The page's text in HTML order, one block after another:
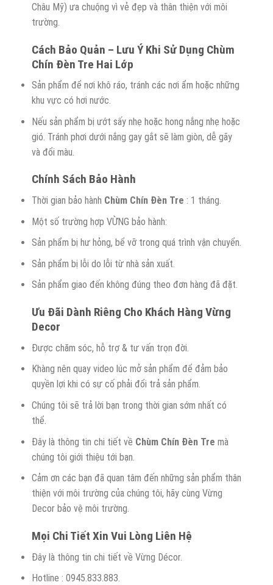
Châu Mỹ) ưa chuộng vì vẻ đẹp và thân thiện với môi
trường.
Cách Bảo Quản – Lưu Ý Khi Sử Dụng Chùm
Chín Đèn Tre Hai Lớp
Sản phẩm để nơi khô ráo, tránh các nơi ẩm hoặc những
khu vực có hơi nước.
Nếu sản phẩm bị ướt sấy nhẹ hoặc hong nắng nhẹ hoặc
gió. Tránh phơi dưới nắng gay gắt sẽ làm giòn, dễ gãy
và đổi màu.
Chính Sách Bảo Hành
Thời gian bảo hành Chùm Chín Đèn Tre : 1 tháng.
Một số trường hợp VỪNG bảo hành:
Sản phẩm bị hư hỏng, bể vỡ trong quá trình vận chuyển.
Sản phẩm bị lỗi do lỗi từ nhà sản xuất.
Sản phẩm giao đến không đúng theo đơn hàng đã đặt.
Ưu Đãi Dành Riêng Cho Khách Hàng Vừng
Decor
Được chăm sóc, hỗ trợ & tư vấn trọn đời.
Khàng nên quay video lúc mở sản phẩm để đảm bảo
quyền lợi khi có sự cố phải đổi trả sản phẩm.
Chúng tôi sẽ trả lời bạn trong thời gian sớm nhất có
thể.
Đây là thông tin chi tiết về Chùm Chín Đèn Tre mà
chúng tôi giới thiệu tới bạn.
Cảm ơn các bạn đã quan tâm đến những sản phẩm thân
thiện với môi trường của chúng tôi, hãy cùng Vừng
Decor bảo vệ môi trường.
Mọi Chi Tiết Xin Vui Lòng Liên Hệ
Đây là thông tin chi tiết về Vừng Décor.
Hotline : 0945.833.883.